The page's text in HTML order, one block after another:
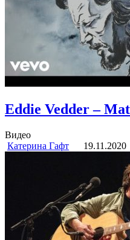
Eddie Vedder –
Видео
Катерина Гафт
19.11.2020